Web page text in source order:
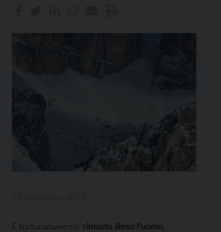
È fortunatamente rimasto illeso l’uomo